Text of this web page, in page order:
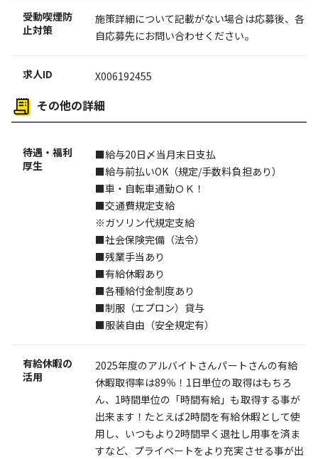
受動喫煙防
止対策
施策詳細について記載がない場合は応募後、各
自応募先にお問い合わせください。
求人ID X006192455
その他の詳細
待遇・福利
厚生
■給与20日〆当月末日支払
■給与前払いOK（規定/手数料負担あり）
■車・自転車通勤ＯＫ！
■交通費規定支給
※ガソリン代規定支給
■社会保険完備（法令）
■残業手当あり
■有給休暇あり
■各種給付金制度あり
■制服（エプロン）貸与
■服装自由（安全規定有）
有給休暇の
活用
2025年度のアルバイトさんパートさんの有給
休暇取得率は89％！1日単位の取得はもちろ
ん、1時間単位の「時間有給」も取得する事が
出来ます！たとえば2時間を有給休暇として使
用し、いつもより2時間早く退社し用事を済ま
すなど、プライベートをより充実させる事が出